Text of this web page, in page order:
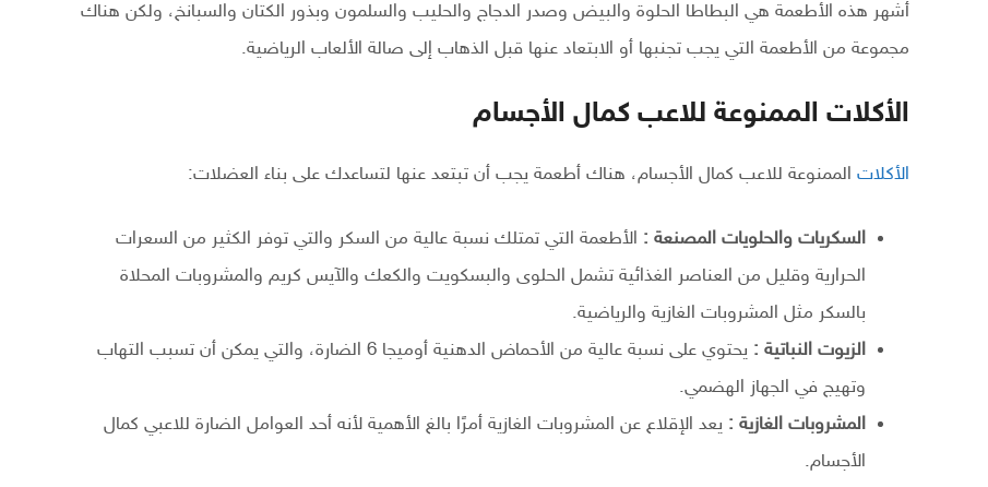
أشهر هذه الأطعمة هي البطاطا الحلوة والبيض وصدر الدجاج والحليب والسلمون وبذور الكتان والسبانخ، ولكن هناك
مجموعة من الأطعمة التي يجب تجنبها أو الابتعاد عنها قبل الذهاب إلى صالة الألعاب الرياضية.
الأكلات الممنوعة للاعب كمال الأجسام
الأكلات الممنوعة للاعب كمال الأجسام، هناك أطعمة يجب أن تبتعد عنها لتساعدك على بناء العضلات:
السكريات والحلويات المصنعة : الأطعمة التي تمتلك نسبة عالية من السكر والتي توفر الكثير من السعرات
الحرارية وقليل من العناصر الغذائية تشمل الحلوى والبسكويت والكعك والآيس كريم والمشروبات المحلاة
بالسكر مثل المشروبات الغازية والرياضية.
الزيوت النباتية :
يحتوي على نسبة عالية من الأحماض الدهنية أوميجا 6 الضارة، والتي يمكن أن تسبب التهاب
وتهيج في الجهاز الهضمي.
المشروبات الغازية : يعد الإقلاع عن المشروبات الغازية أمرًا بالغ الأهمية لأنه أحد العوامل الضارة للاعبي كمال
الأجسام.